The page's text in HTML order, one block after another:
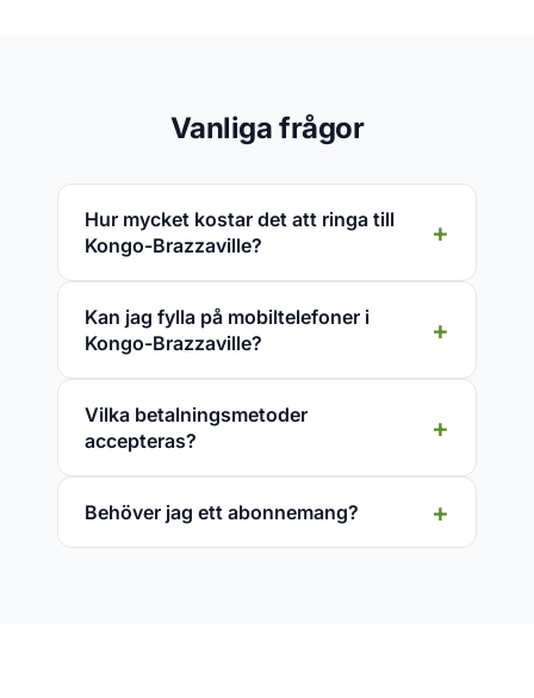
Vanliga frågor
Hur mycket kostar det att ringa till
Kongo-Brazzaville?
Kan jag fylla på mobiltelefoner i
Kongo-Brazzaville?
Vilka betalningsmetoder
accepteras?
Behöver jag ett abonnemang?